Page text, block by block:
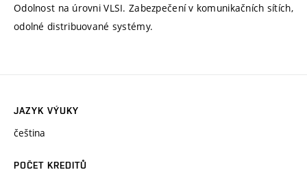
Odolnost na úrovni VLSI. Zabezpečení v komunikačních sítích,
odolné distribuované systémy.
JAZYK VÝUKY
čeština
POČET KREDITŮ